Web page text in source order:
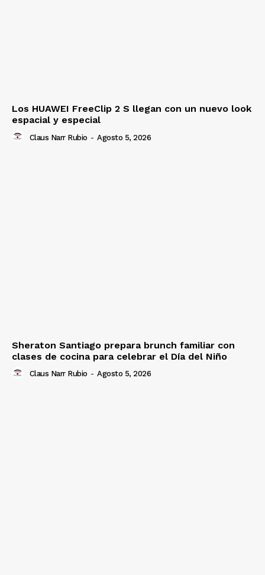
Los HUAWEI FreeClip 2 S llegan con un nuevo look
espacial y especial
Claus Narr Rubio - Agosto 5, 2026
Sheraton Santiago prepara brunch familiar con
clases de cocina para celebrar el Día del Niño
Claus Narr Rubio - Agosto 5, 2026